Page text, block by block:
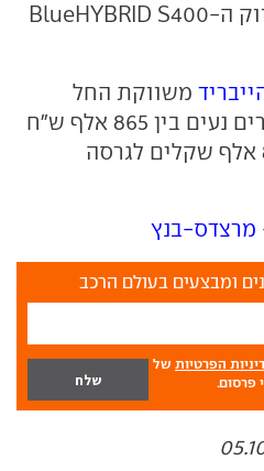
לא ידוע על תוכנית לשיווק ה-BlueHYBRID S400
משווקת החל
מ-2009 בישראל. המחירים נעים בין 865 אלף ש"ח
לגרסה הרגילה לבין 890 אלף שקלים לגרסה
מרצדס-בנץ
ומבצעים בעולם הרכב
הפרטיות של